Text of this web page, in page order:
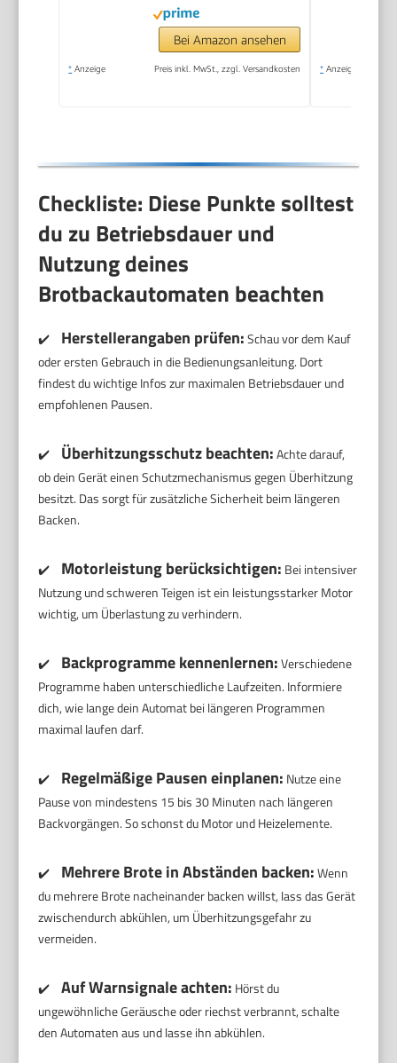
Brotgrößen | 850 W |
Schwarz
Bei Amazon ansehen
* Anzeige Preis inkl. MwSt., zzgl. Versandkosten * Anzeige
Checkliste: Diese Punkte solltest
du zu Betriebsdauer und
Nutzung deines
Brotbackautomaten beachten
✔️ Herstellerangaben prüfen:Schau vor dem Kauf
oder ersten Gebrauch in die Bedienungsanleitung. Dort
findest du wichtige Infos zur maximalen Betriebsdauer und
empfohlenen Pausen.
✔️ Überhitzungsschutz beachten:Achte darauf,
ob dein Gerät einen Schutzmechanismus gegen Überhitzung
besitzt. Das sorgt für zusätzliche Sicherheit beim längeren
Backen.
✔️ Motorleistung berücksichtigen: Bei intensiver
Nutzung und schweren Teigen ist ein leistungsstarker Motor
wichtig, um Überlastung zu verhindern.
✔️ Backprogramme kennenlernen:Verschiedene
Programme haben unterschiedliche Laufzeiten. Informiere
dich, wie lange dein Automat bei längeren Programmen
maximal laufen darf.
✔️ Regelmäßige Pausen einplanen: Nutze eine
Pause von mindestens 15 bis 30 Minuten nach längeren
Backvorgängen. So schonst du Motor und Heizelemente.
✔️ Mehrere Brote in Abständen backen:Wenn
du mehrere Brote nacheinander backen willst, lass das Gerät
zwischendurch abkühlen, um Überhitzungsgefahr zu
vermeiden.
✔️ Auf Warnsignale achten: Hörst du
ungewöhnliche Geräusche oder riechst verbrannt, schalte
den Automaten aus und lasse ihn abkühlen.